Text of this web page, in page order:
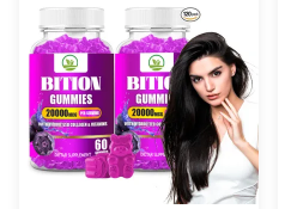
Specifications Service OEM
ODM Private Label Service
Shipping Fee Negotiable
Product Name Hair Growth
Capsules Main Ingredient
Biotin Main Function Longer,
Healthier Hair Shelf-Life 24
months Specification 60
Pills/Bottle or Customized